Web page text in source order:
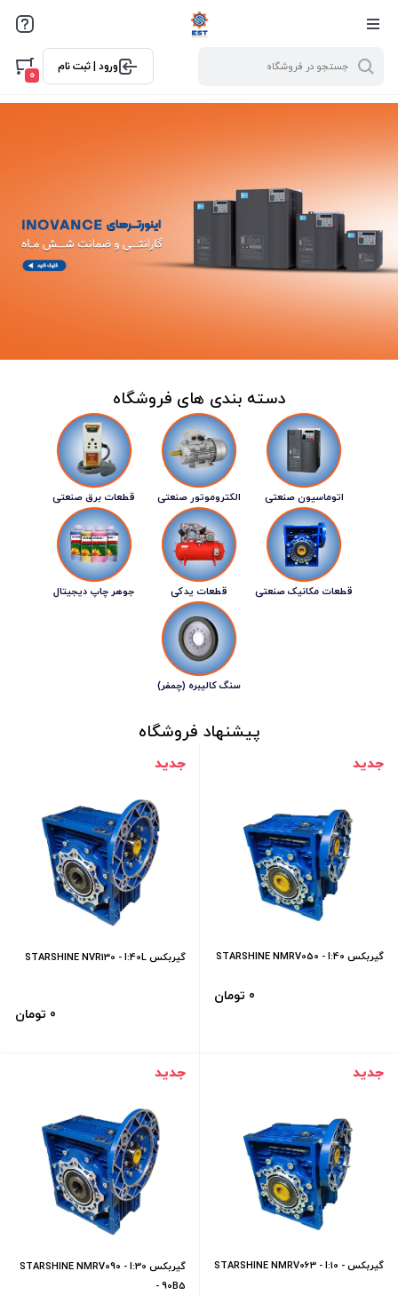
ورود | ثبت نام
0
دسته بندی های فروشگاه
اتوماسیون صنعتی الکتروموتور صنعتی قطعات برق صنعتی
قطعات مکانیک صنعتی قطعات یدکی جوهر چاپ دیجیتال
سنگ کالیبره (چمفر)
پیشنهاد فروشگاه
جدید
گیربکس STARSHINE NMRV050 - I:40
0 تومان
جدید
گیربکس STARSHINE NVR130 - I:40L
0 تومان
جدید
گیربکس STARSHINE NMRV063 - I:10 -
جدید
گیربکس STARSHINE NMRV090 - I:30
- 90B5